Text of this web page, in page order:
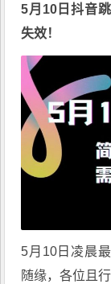
5月10日抖音
失效！
5月10日凌晨
随缘，各位且